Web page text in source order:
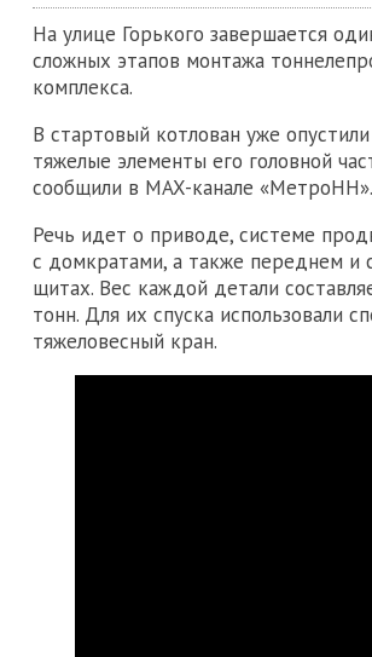
На улице Горького завершается
сложных этапов монтажа
комплекса.
В стартовый котлован уже
тяжелые элементы его головной
сообщили в MAX-канале «МетроНН».
Речь идет о приводе, системе
с домкратами, а также переднем и
щитах. Вес каждой детали
тонн. Для их спуска использовали
тяжеловесный кран.